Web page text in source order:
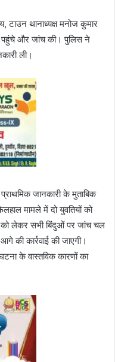
टाउन थानाध्यक्ष मनोज कुमार
पहुंचे और जांच की। पुलिस ने
ली।
जानकारी के मुताबिक
मामले में दो युवतियों को
को लेकर सभी बिंदुओं पर जांच चल
की कार्रवाई की जाएगी।
घटना के वास्तविक कारणों का